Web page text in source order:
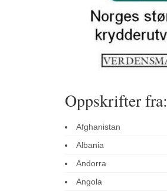
Oppskrifter fra:
Afghanistan
Albania
Andorra
Angola